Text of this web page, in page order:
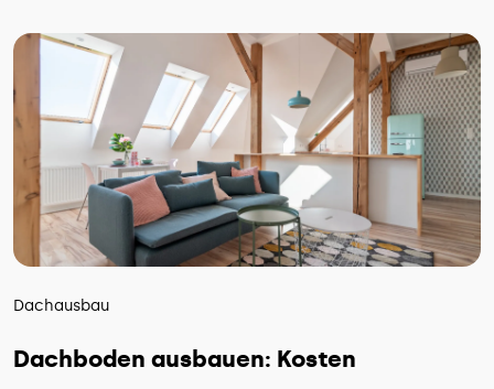
Dachausbau
Dachboden ausbauen: Kosten